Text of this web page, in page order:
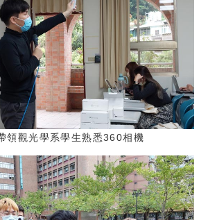
領觀光學系學生熟悉360相機